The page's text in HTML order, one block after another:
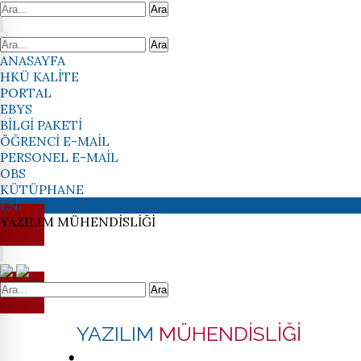
Ara
Ara
ANASAYFA
HKÜ KALİTE
PORTAL
EBYS
BİLGİ PAKETİ
ÖĞRENCİ E-MAİL
PERSONEL E-MAİL
OBS
KÜTÜPHANE
EN
YAZILIM MÜHENDİSLİĞİ
Ara
YAZILIM MÜHENDİSLİĞİ